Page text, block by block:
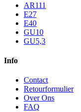
AR111
E27
E40
GU10
GU5,3
Info
Contact
Retourformulier
Over Ons
FAQ